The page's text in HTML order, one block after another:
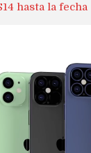
hasta la fecha